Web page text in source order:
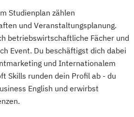
Studienplan zählen
und Veranstaltungsplanung.
betriebswirtschaftliche Fächer und
Event. Du beschäftigst dich dabei
und Internationalem
Skills runden dein Profil ab - du
English und erwirbst